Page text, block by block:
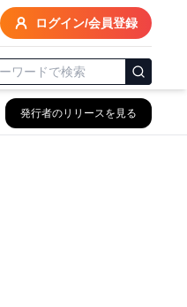
ログイン/会員登録
発行者のリリースを見る